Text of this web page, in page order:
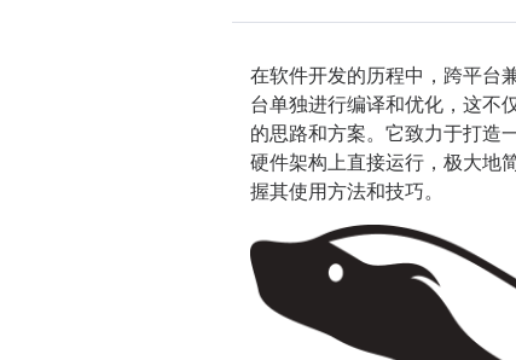
在软件开发的历程中，跨平台
台单独进行编译和优化，这不
的思路和方案。它致力于打造
硬件架构上直接运行，极大地
握其使用方法和技巧。